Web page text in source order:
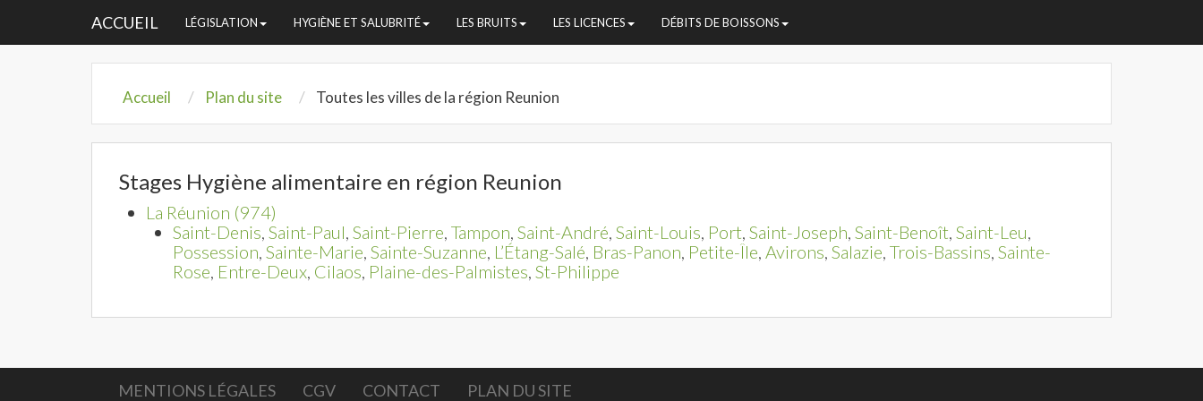
ACCUEIL LÉGISLATION HYGIÈNE ET SALUBRITÉ LES BRUITS LES LICENCES DÉBITS DE BOISSONS
Accueil Plan du site Toutes les villes de la région Reunion
Stages Hygiène alimentaire en région Reunion
La Réunion (974)
Saint-Denis, Saint-Paul, Saint-Pierre, Tampon, Saint-André, Saint-Louis, Port, Saint-Joseph, Saint-Benoît, Saint-Leu,
Possession, Sainte-Marie, Sainte-Suzanne, L’Étang-Salé, Bras-Panon, Petite-Île, Avirons, Salazie, Trois-Bassins, Sainte-
Rose, Entre-Deux, Cilaos, Plaine-des-Palmistes, St-Philippe
MENTIONS LÉGALES CGV CONTACT PLAN DU SITE